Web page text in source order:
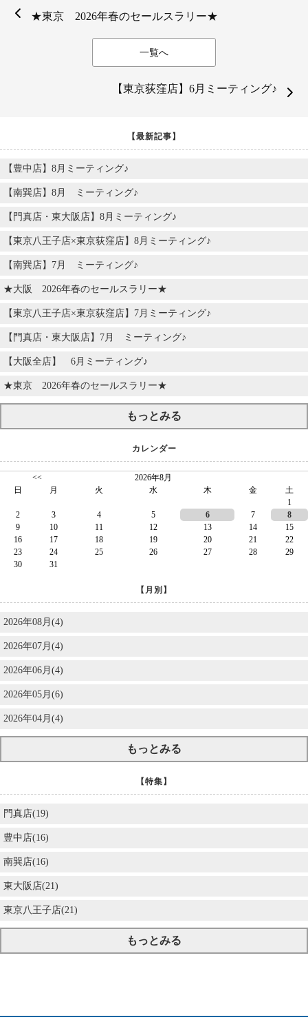
★東京 2026年春のセールスラリー★
一覧へ
【東京荻窪店】6月ミーティング♪
【最新記事】
【豊中店】8月ミーティング♪
【南巽店】8月 ミーティング♪
【門真店・東大阪店】8月ミーティング♪
【東京八王子店×東京荻窪店】8月ミーティング♪
【南巽店】7月 ミーティング♪
★大阪 2026年春のセールスラリー★
【東京八王子店×東京荻窪店】7月ミーティング♪
【門真店・東大阪店】7月 ミーティング♪
【大阪全店】 6月ミーティング♪
★東京 2026年春のセールスラリー★
もっとみる
カレンダー
<<
2026年8月
日
月 火 水 木 金
土
1
2
3 4 5 6 7
8
9
10 11 12 13 14
15
16
17 18 19 20 21
22
23
24 25 26 27 28
29
30
31
【月別】
2026年08月(4)
2026年07月(4)
2026年06月(4)
2026年05月(6)
2026年04月(4)
もっとみる
【特集】
門真店(19)
豊中店(16)
南巽店(16)
東大阪店(21)
東京八王子店(21)
もっとみる